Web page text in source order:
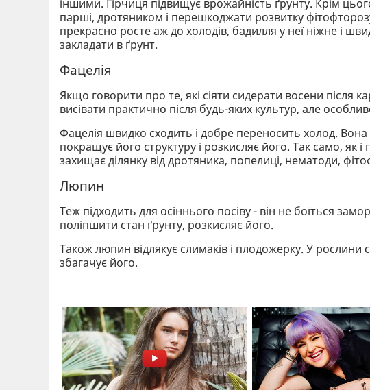
іншими. Гірчиця підвищує врожайність ґрунту. Крім
парші, дротяником і перешкоджати розвитку
прекрасно росте аж до холодів, бадилля у неї ніжне і
закладати в ґрунт.
Фацелія
Якщо говорити про те, які сіяти сидерати восени після
висівати практично після будь-яких культур, але
Фацелія швидко сходить і добре переносить холод.
покращує його структуру і розкисляє його. Так само, як і
захищає ділянку від дротяника, попелиці, нематоди,
Люпин
Теж підходить для осіннього посіву - він не боїться
поліпшити стан ґрунту, розкисляє його.
Також люпин відлякує слимаків і плодожерку. У рослини
збагачує його.